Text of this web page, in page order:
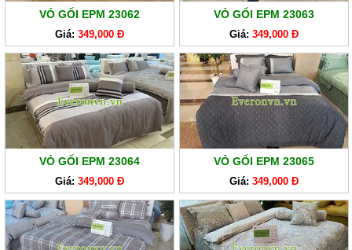
VỎ GỐI EPM 23062
Giá: 349,000 Đ
VỎ GỐI EPM 23063
Giá: 349,000 Đ
VỎ GỐI EPM 23064
Giá: 349,000 Đ
VỎ GỐI EPM 23065
Giá: 349,000 Đ